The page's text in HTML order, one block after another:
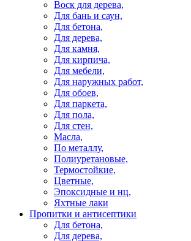
Воск для дерева,
Для бань и саун,
Для бетона,
Для дерева,
Для камня,
Для кирпича,
Для мебели,
Для наружных работ,
Для обоев,
Для паркета,
Для пола,
Для стен,
Масла,
По металлу,
Полиуретановые,
Термостойкие,
Цветные,
Эпоксидные и нц,
Яхтные лаки
Пропитки и антисептики
Для бетона,
Для дерева,